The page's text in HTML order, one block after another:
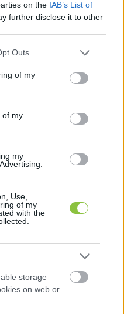
on the IAB’s List of
further disclose it to other
uses one or more Google
You may click to
its third-party tags to
in below Google
Outs
of my
of my
my
Use,
of my
with the
storage
on web or